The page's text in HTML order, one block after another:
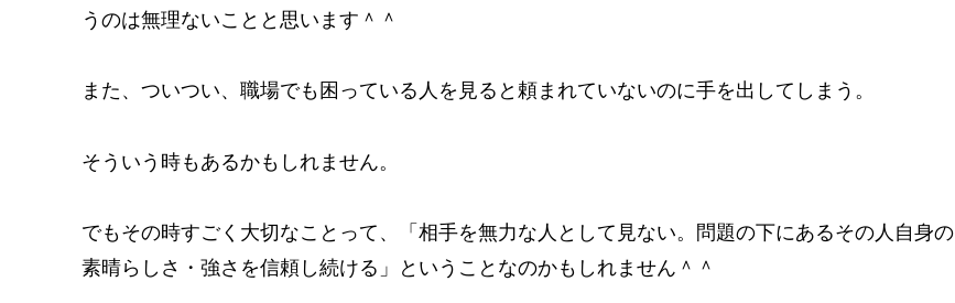
うのは無理ないことと思います＾＾
また、ついつい、職場でも困っている人を見ると頼まれていないのに手を出してしまう。
そういう時もあるかもしれません。
でもその時すごく大切なことって、「相手を無力な人として見ない。問題の下にあるその人自身の
素晴らしさ・強さを信頼し続ける」ということなのかもしれません＾＾